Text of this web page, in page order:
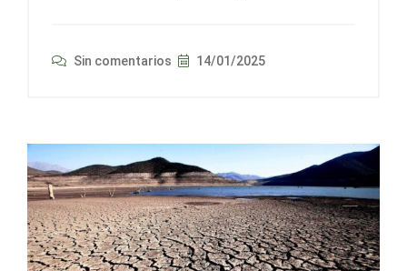
Sin comentarios 14/01/2025